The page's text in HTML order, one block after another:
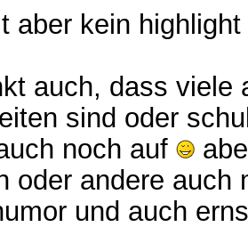
aber kein
auch, dass
sind oder
noch auf
oder andere auch
und auch